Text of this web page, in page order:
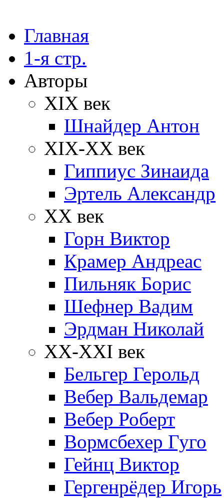
Главная
1-я стр.
Авторы
XIX век
Шнайдер Антон
XIX-XX век
Гиппиус Зинаида
Эртель Александр
XX век
Горн Виктор
Крамер Андреас
Пильняк Борис
Шефнер Вадим
Эрдман Николай
ХХ-XXI век
Бельгер Герольд
Вебер Вальдемар
Вебер Роберт
Вормсбехер Гуго
Гейнц Виктор
Гергенрёдер Игорь